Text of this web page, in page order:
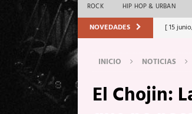
ROCK HIP HOP & URBAN
NOVEDADES [ 15
[ 11
[ 1
INICIO NOTICIAS
El Chojin: